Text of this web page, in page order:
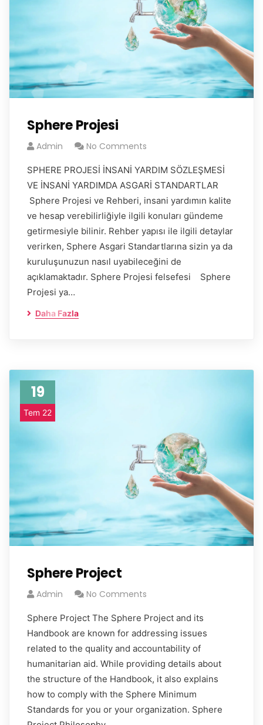
Sphere Projesi
Admin No Comments
SPHERE PROJESİ İNSANİ YARDIM SÖZLEŞMESİ
VE İNSANİ YARDIMDA ASGARİ STANDARTLAR
Sphere Projesi ve Rehberi, insani yardımın kalite
ve hesap verebilirliğiyle ilgili konuları gündeme
getirmesiyle bilinir. Rehber yapısı ile ilgili detaylar
verirken, Sphere Asgari Standartlarına sizin ya da
kuruluşunuzun nasıl uyabileceğini de
açıklamaktadır. Sphere Projesi felsefesi Sphere
Projesi ya…
Daha Fazla
19
Tem 22
Sphere Project
Admin No Comments
Sphere Project The Sphere Project and its
Handbook are known for addressing issues
related to the quality and accountability of
humanitarian aid. While providing details about
the structure of the Handbook, it also explains
how to comply with the Sphere Minimum
Standards for you or your organization. Sphere